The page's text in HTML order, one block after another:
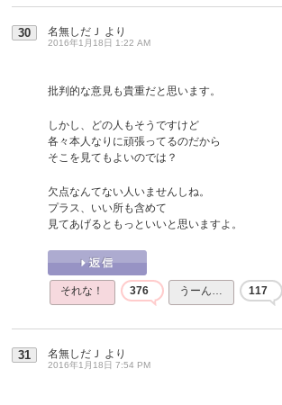
30 名無しだＪ より
2016年1月18日 1:22 AM
批判的な意見も貴重だと思います。
しかし、どの人もそうですけど
各々本人なりに頑張ってるのだから
そこを見てもよいのでは？
欠点なんてない人いませんしね。
プラス、いい所も含めて
見てあげるともっといいと思いますよ。
それな！ 376 うーん… 117
31 名無しだＪ より
2016年1月18日 7:54 PM